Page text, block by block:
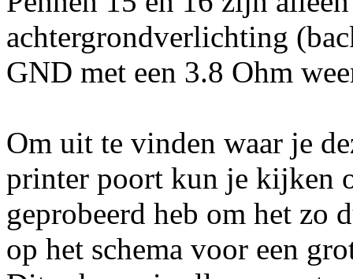
achtergrondverlichting
GND met een 3.8 Ohm
Om uit te vinden waar je
printer poort kun je kijken
geprobeerd heb om het
op het schema voor een